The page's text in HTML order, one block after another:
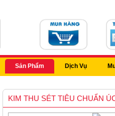
Sản Phẩm Dịch Vụ
KIM THU SÉT TIÊU CHUẨN